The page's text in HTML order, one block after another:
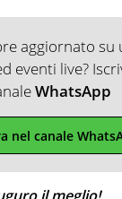
aggiornato su
eventi live?
WhatsApp
nel canale